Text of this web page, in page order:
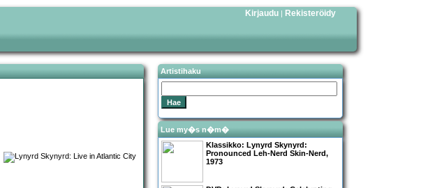
Kirjaudu | Rekisteröidy
Artistihaku
Lue my�s n�m�
Klassikko: Lynyrd Skynyrd:
Pronounced Leh-Nerd Skin-Nerd,
1973